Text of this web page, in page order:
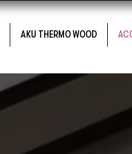
AKU THERMO WOOD